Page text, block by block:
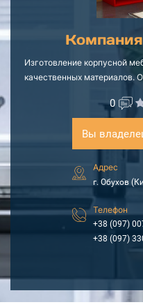
Изготовление корпусной
качественных материалов.
0
Вы
Адрес
г. Обухов
Телефон
+38 (097)
+38 (097)